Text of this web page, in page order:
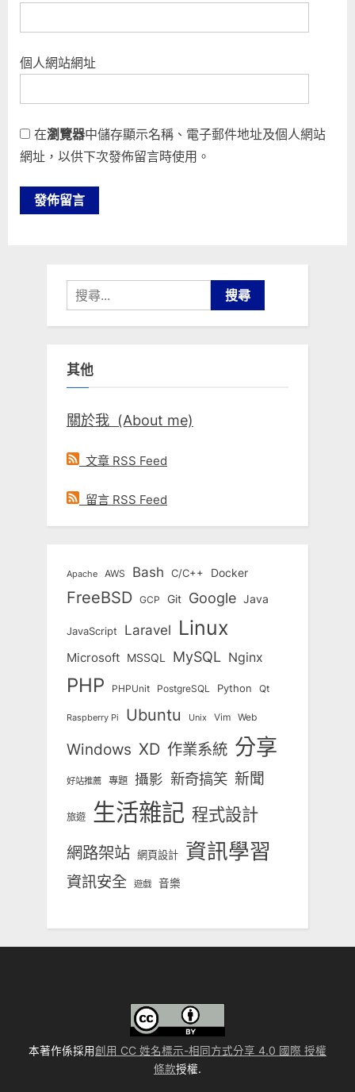
個人網站網址
在瀏覽器中儲存顯示名稱、電子郵件地址及個人網站
網址，以供下次發佈留言時使用。
搜
尋
關
字:
其他
關於我 (About me)
文章 RSS Feed
留言 RSS Feed
Apache AWS Bash C/C++ Docker
FreeBSD GCP Git Google Java
JavaScript Laravel Linux
Microsoft MSSQL MySQL Nginx
PHP PHPUnit PostgreSQL Python Qt
Raspberry Pi Ubuntu Unix Vim Web
Windows XD 作業系統 分享
好站推薦 專題 攝影 新奇搞笑 新聞
旅遊 生活雜記 程式設計
網路架站 網頁設計 資訊學習
資訊安全 遊戲 音樂
本著作係採用創用 CC 姓名標示-相同方式分享 4.0 國際 授權
條款授權.